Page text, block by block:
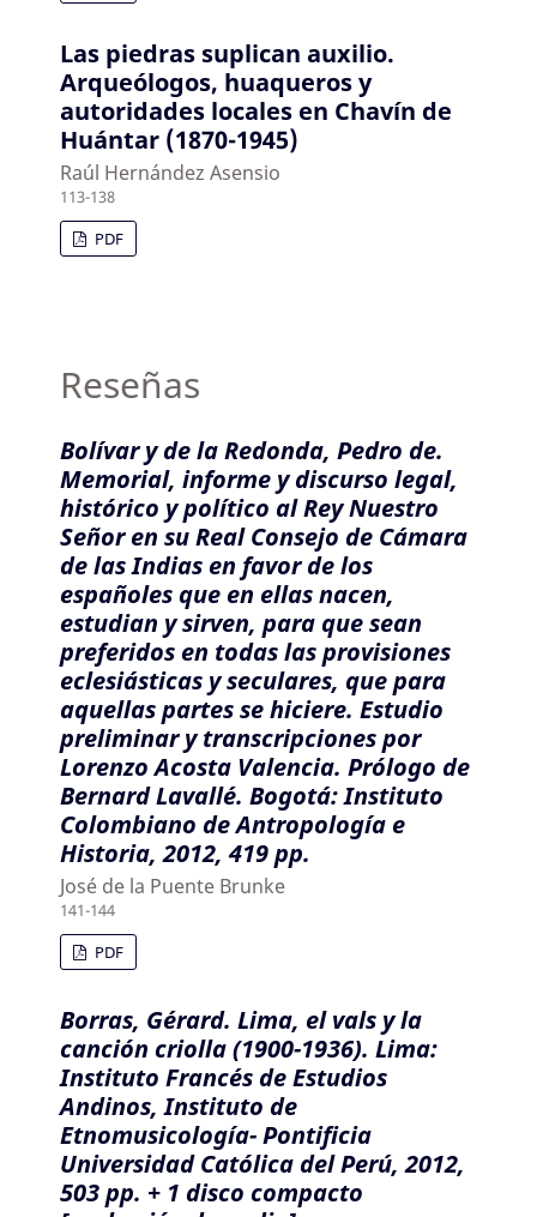
Las piedras suplican auxilio.
Arqueólogos, huaqueros y
autoridades locales en Chavín de
Huántar (1870-1945)
Raúl Hernández Asensio
113-138
PDF
Reseñas
Bolívar y de la Redonda, Pedro de.
Memorial, informe y discurso legal,
histórico y político al Rey Nuestro
Señor en su Real Consejo de Cámara
de las Indias en favor de los
españoles que en ellas nacen,
estudian y sirven, para que sean
preferidos en todas las provisiones
eclesiásticas y seculares, que para
aquellas partes se hiciere. Estudio
preliminar y transcripciones por
Lorenzo Acosta Valencia. Prólogo de
Bernard Lavallé. Bogotá: Instituto
Colombiano de Antropología e
Historia, 2012, 419 pp.
José de la Puente Brunke
141-144
PDF
Borras, Gérard. Lima, el vals y la
canción criolla (1900-1936). Lima:
Instituto Francés de Estudios
Andinos, Instituto de
Etnomusicología- Pontificia
Universidad Católica del Perú, 2012,
503 pp. + 1 disco compacto